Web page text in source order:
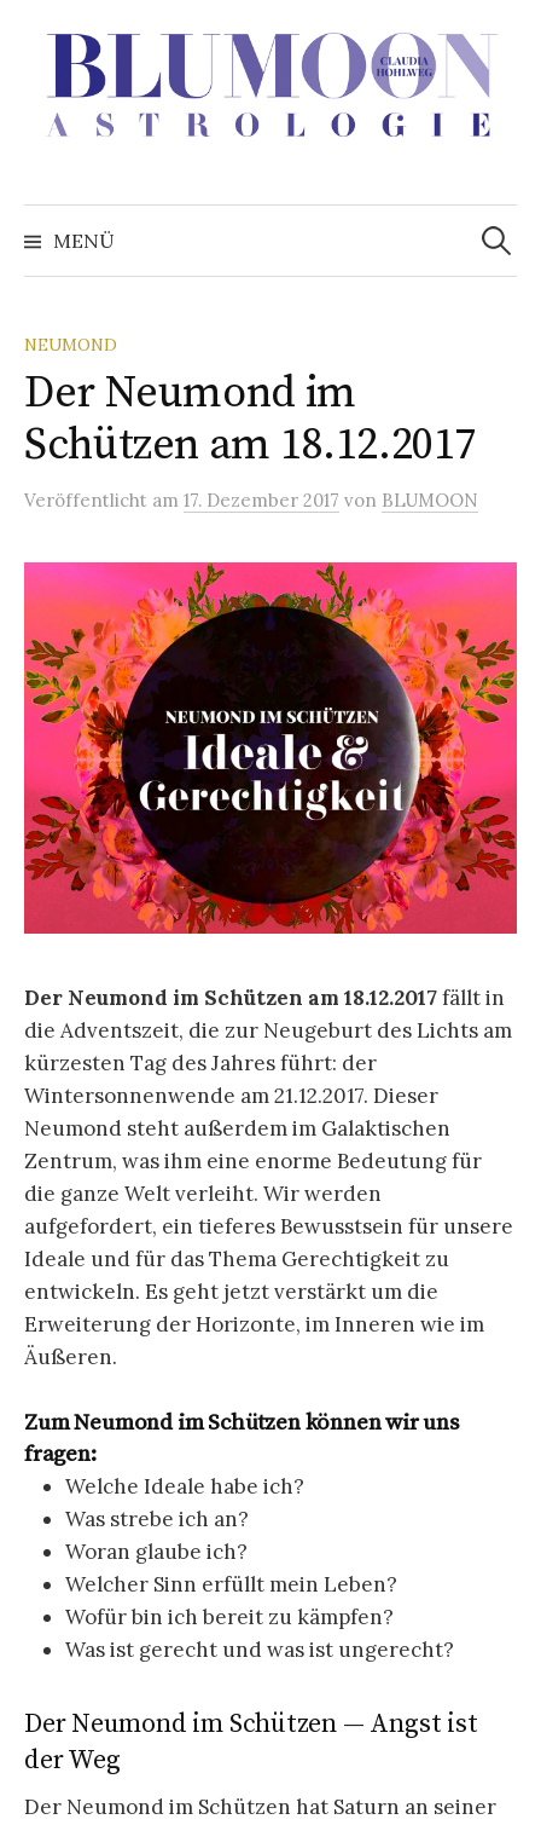
überspringen
MENÜ
Suchen
nach:
NEUMOND
Der Neumond im
Schützen am 18.12.2017
Veröffentlicht am 17. Dezember 2017 von BLUMOON
Der Neumond im Schützen am 18.12.2017fällt in
die Adventszeit, die zur Neugeburt des Lichts am
kürzesten Tag des Jahres führt: der
Wintersonnenwende am 21.12.2017. Dieser
Neumond steht außerdem im Galaktischen
Zentrum, was ihm eine enorme Bedeutung für
die ganze Welt verleiht. Wir werden
aufgefordert, ein tieferes Bewusstsein für unsere
Ideale und für das Thema Gerechtigkeit zu
entwickeln. Es geht jetzt verstärkt um die
Erweiterung der Horizonte, im Inneren wie im
Äußeren.
Zum Neumond im Schützen können wir uns
fragen:
Welche Ideale habe ich?
Was strebe ich an?
Woran glaube ich?
Welcher Sinn erfüllt mein Leben?
Wofür bin ich bereit zu kämpfen?
Was ist gerecht und was ist ungerecht?
Der Neumond im Schützen — Angst ist
der Weg
Der Neumond im Schützen hat Saturn an seiner